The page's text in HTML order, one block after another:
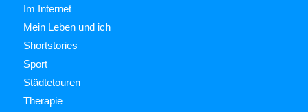
Im Internet
Mein Leben und ich
Shortstories
Sport
Städtetouren
Therapie